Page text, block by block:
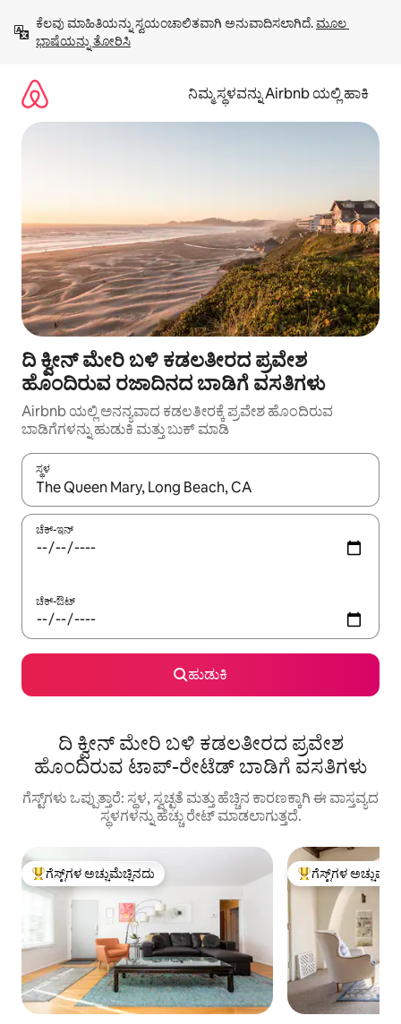
ಹೋಗಿ
ಕೆಲವು ಮಾಹಿತಿಯನ್ನು ಸ್ವಯಂಚಾಲಿತವಾಗಿ ಅನುವಾದಿಸಲಾಗಿದೆ. ಮೂಲ
ಭಾಷೆಯನ್ನು ತೋರಿಸಿ
ನಿಮ್ಮ ಸ್ಥಳವನ್ನು Airbnb ಯಲ್ಲಿ ಹಾಕಿ
ದಿ ಕ್ವೀನ್ ಮೇರಿ ಬಳಿ ಕಡಲತೀರದ ಪ್ರವೇಶ
ಹೊಂದಿರುವ ರಜಾದಿನದ ಬಾಡಿಗೆ ವಸತಿಗಳು
Airbnb ಯಲ್ಲಿ ಅನನ್ಯವಾದ ಕಡಲತೀರಕ್ಕೆ ಪ್ರವೇಶ ಹೊಂದಿರುವ
ಬಾಡಿಗೆಗಳನ್ನು ಹುಡುಕಿ ಮತ್ತು ಬುಕ್ ಮಾಡಿ
ಸ್ಥಳ
ಫಲಿತಾಂಶಗಳು ಲಭ್ಯವಿರುವಾಗ, ಅಪ್ ಮತ್ತು ಡೌನ್ ಬಾಣದ ಕೀಲಿಗಳೊಂದಿಗೆ
ಚೆಕ್-ಇನ್
ಚೆಕ್-ಔಟ್
ಹುಡುಕಿ
ದಿ ಕ್ವೀನ್ ಮೇರಿ ಬಳಿ ಕಡಲತೀರದ ಪ್ರವೇಶ
ಹೊಂದಿರುವ ಟಾಪ್-ರೇಟೆಡ್ ಬಾಡಿಗೆ ವಸತಿಗಳು
ಗೆಸ್ಟ್‌ಗಳು ಒಪ್ಪುತ್ತಾರೆ: ಸ್ಥಳ, ಸ್ವಚ್ಛತೆ ಮತ್ತು ಹೆಚ್ಚಿನ ಕಾರಣಕ್ಕಾಗಿ ಈ ವಾಸ್ತವ್ಯದ
ಸ್ಥಳಗಳನ್ನು ಹೆಚ್ಚು ರೇಟ್ ಮಾಡಲಾಗುತ್ತದೆ.
ಗೆಸ್ಟ್‌ಗಳಿಗೆ ಅತಿ ಹೆಚ್ಚು ಅಚ್ಚುಮೆಚ್ಚಿನದು
ಗೆಸ್ಟ್‌ಗಳ ಅಚ್ಚುಮೆಚ್ಚಿನದು ಗೆಸ್ಟ್‌ಗಳಿಗೆ ಅತಿ ಹೆಚ್ಚು
ಗೆಸ್ಟ್‌ಗಳ